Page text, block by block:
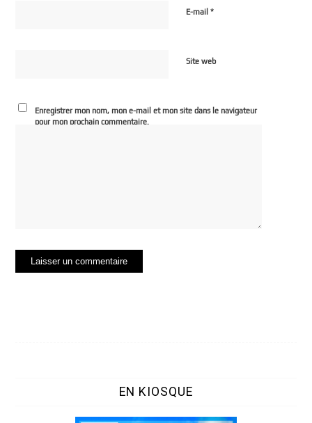
E-mail*
Site web
Enregistrer mon nom, mon e-mail et mon site dans le navigateur
pour mon prochain commentaire.
EN KIOSQUE